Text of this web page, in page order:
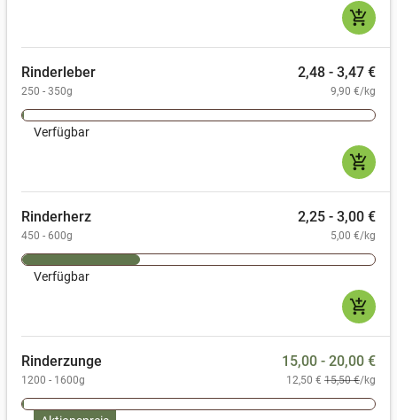
add_shopping_cart
Rinderleber 2,48 - 3,47 €
250 - 350g 9,90 €/kg
Verfügbar
add_shopping_cart
Rinderherz 2,25 - 3,00 €
450 - 600g 5,00 €/kg
Verfügbar
add_shopping_cart
Rinderzunge 15,00 - 20,00 €
1200 - 1600g 12,50 € 15,50 €/kg